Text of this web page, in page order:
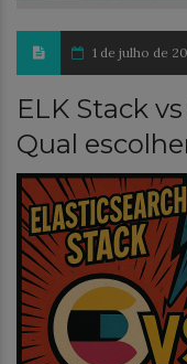
1 de julho de
ELK Stack
Qual